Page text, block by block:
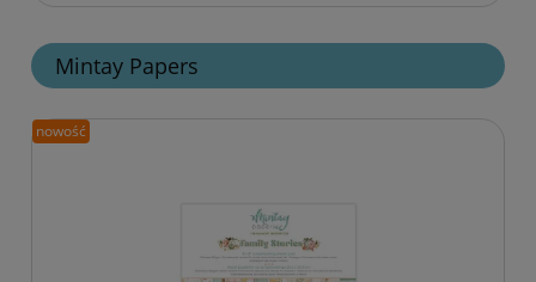
Mintay Papers
nowość